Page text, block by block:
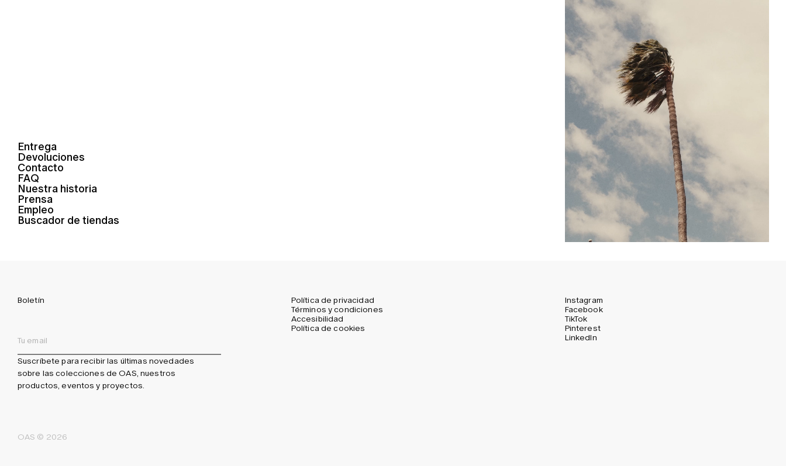
Entrega
Devoluciones
Contacto
FAQ
Nuestra historia
Prensa
Empleo
Buscador de tiendas
Boletín
Suscríbete para recibir las últimas novedades
sobre las colecciones de OAS, nuestros
productos, eventos y proyectos.
OAS © 2026
Política de privacidad
Términos y condiciones
Accesibilidad
Política de cookies
Instagram
Facebook
TikTok
Pinterest
LinkedIn